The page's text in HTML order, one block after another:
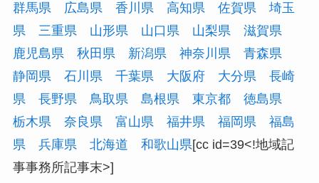
群馬県
広島県 香川県 高知県 佐賀県
埼玉
県
三重県 山形県 山口県 山梨県
滋賀県
鹿児島県
秋田県 新潟県 神奈川県
青森県
静岡県
石川県 千葉県 大阪府 大分県
長崎
県
長野県 鳥取県 島根県 東京都
徳島県
栃木県
奈良県 富山県 福井県 福岡県
福島
県
兵庫県 北海道 和歌山県[cc id=39<!地域記
事事務所記事末>]